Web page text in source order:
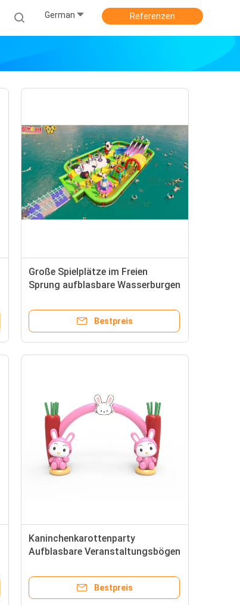
German Referenzen
Große Spielplätze im Freien
Sprung aufblasbare Wasserburgen
Bestpreis
Kaninchenkarottenparty
Aufblasbare Veranstaltungsbögen
Bestpreis